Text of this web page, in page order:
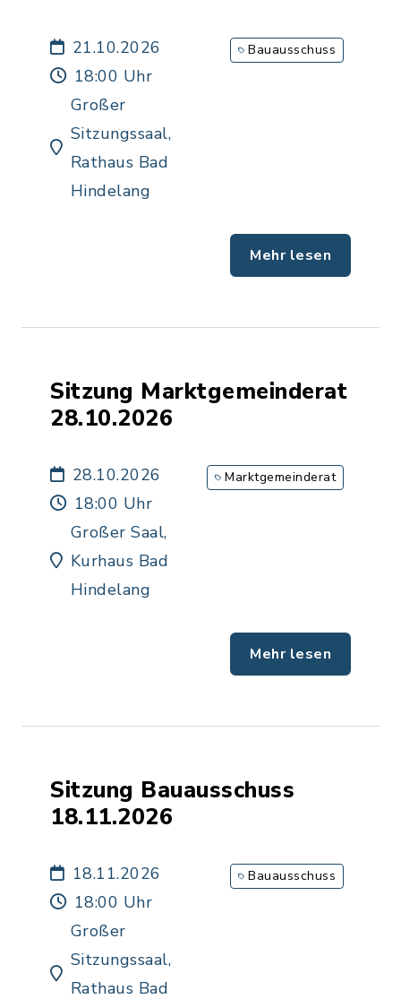
21.10.2026
18:00 Uhr
Großer
Sitzungssaal,
Rathaus Bad
Hindelang
Bauausschuss
Mehr lesen
Sitzung Marktgemeinderat
28.10.2026
28.10.2026
18:00 Uhr
Großer Saal,
Kurhaus Bad
Hindelang
Marktgemeinderat
Mehr lesen
Sitzung Bauausschuss
18.11.2026
18.11.2026
18:00 Uhr
Großer
Sitzungssaal,
Rathaus Bad
Bauausschuss